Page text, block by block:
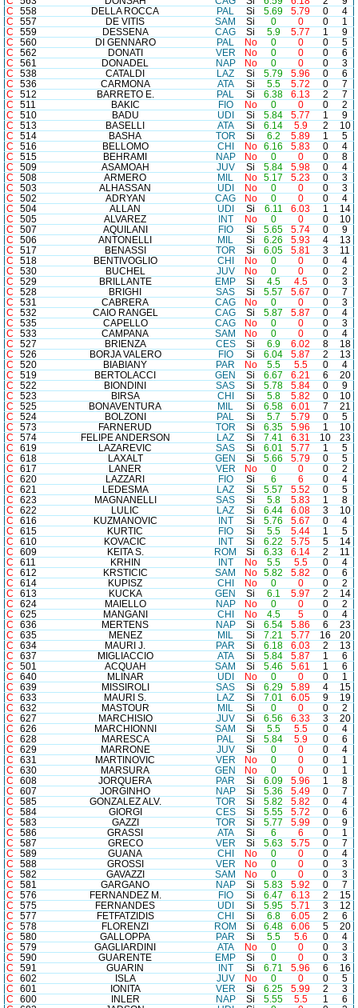
C
558 DELLA ROCCA PAL Si 5.69 5.79 0
4
C
557 DE VITIS SAM Si 0 0 0
1
C
559 DESSENA CAG Si 5.9 5.77 1
9
C
560 DI GENNARO PAL No 0 0 0
5
C
562 DONATI VER No 0 0 0
6
C
561 DONADEL NAP No 0 0 0
3
C
538 CATALDI LAZ Si 5.79 5.96 0
6
C
536 CARMONA ATA Si 5.5 5.72 0
7
C
512 BARRETO E. PAL Si 6.38 6.13 2
7
C
511 BAKIC FIO No 0 0 0
2
C
510 BADU UDI Si 5.84 5.77 1
9
C
513 BASELLI ATA Si 6.14 5.9 2
10
C
514 BASHA TOR Si 6.2 5.89 1
5
C
516 BELLOMO CHI No 6.16 5.83 0
4
C
515 BEHRAMI NAP No 0 0 0
8
C
509 ASAMOAH JUV Si 5.84 5.98 0
4
C
508 ARMERO MIL No 5.17 5.23 0
3
C
503 ALHASSAN UDI No 0 0 0
3
C
502 ADRYAN CAG No 0 0 0
4
C
504 ALLAN UDI Si 6.11 6.03 1
14
C
505 ALVAREZ INT No 0 0 0
10
C
507 AQUILANI FIO Si 5.65 5.74 0
9
C
506 ANTONELLI MIL Si 6.26 5.93 4
13
C
517 BENASSI TOR Si 6.05 5.81 3
11
C
518 BENTIVOGLIO CHI No 0 0 0
4
C
530 BUCHEL JUV No 0 0 0
2
C
529 BRILLANTE EMP Si 4.5 4.5 0
3
C
528 BRIGHI SAS Si 5.57 5.67 0
7
C
531 CABRERA CAG No 0 0 0
3
C
532 CAIO RANGEL CAG Si 5.87 5.87 0
4
C
535 CAPELLO CAG No 0 0 0
3
C
533 CAMPANA SAM No 0 0 0
4
C
527 BRIENZA CES Si 6.9 6.02 8
18
C
526 BORJA VALERO FIO Si 6.04 5.87 2
13
C
520 BIABIANY PAR No 5.5 5.5 0
4
C
519 BERTOLACCI GEN Si 6.67 6.21 6
20
C
522 BIONDINI SAS Si 5.78 5.84 0
9
C
523 BIRSA CHI Si 5.8 5.82 0
10
C
525 BONAVENTURA MIL Si 6.58 6.01 7
21
C
524 BOLZONI PAL Si 5.7 5.79 0
5
C
573 FARNERUD TOR Si 6.35 5.96 1
10
C
574 FELIPE ANDERSON LAZ Si 7.41 6.31 10
23
C
619 LAZAREVIC SAS Si 6.01 5.77 1
5
C
618 LAXALT GEN Si 5.66 5.79 0
5
C
617 LANER VER No 0 0 0
2
C
620 LAZZARI FIO Si 6 6 0
4
C
621 LEDESMA LAZ Si 5.57 5.52 0
5
C
623 MAGNANELLI SAS Si 5.8 5.83 1
8
C
622 LULIC LAZ Si 6.44 6.08 3
10
C
616 KUZMANOVIC INT Si 5.76 5.67 0
4
C
615 KURTIC FIO Si 5.5 5.44 1
5
C
610 KOVACIC INT Si 6.22 5.75 5
14
C
609 KEITA S. ROM Si 6.33 6.14 2
11
C
611 KRHIN INT No 5.5 5.5 0
4
C
612 KRSTICIC SAM No 5.82 5.82 0
6
C
614 KUPISZ CHI No 0 0 0
2
C
613 KUCKA GEN Si 6.1 5.97 2
14
C
624 MAIELLO NAP No 0 0 0
2
C
625 MANGANI CHI No 4.5 5 0
4
C
636 MERTENS NAP Si 6.54 5.86 6
23
C
635 MENEZ MIL Si 7.21 5.77 16
20
C
634 MAURI J. PAR Si 6.18 6.03 2
13
C
637 MIGLIACCIO ATA Si 5.84 5.87 1
6
C
501 ACQUAH SAM Si 5.46 5.61 1
6
C
640 MLINAR UDI No 0 0 0
1
C
639 MISSIROLI SAS Si 6.29 5.89 4
15
C
633 MAURI S. LAZ Si 7.01 6.05 9
19
C
632 MASTOUR MIL Si 0 0 0
2
C
627 MARCHISIO JUV Si 6.56 6.33 3
20
C
626 MARCHIONNI SAM Si 5.5 5.5 0
4
C
628 MARESCA PAL Si 5.84 5.9 0
6
C
629 MARRONE JUV Si 0 0 0
4
C
631 MARTINOVIC VER No 0 0 0
1
C
630 MARSURA GEN No 0 0 0
1
C
608 JORQUERA PAR Si 6.09 5.96 1
8
C
607 JORGINHO NAP Si 5.36 5.49 0
7
C
585 GONZALEZ ALV. TOR Si 5.82 5.82 0
4
C
584 GIORGI CES Si 5.55 5.72 0
6
C
583 GAZZI TOR Si 5.77 5.99 0
9
C
586 GRASSI ATA Si 6 6 0
1
C
587 GRECO VER Si 5.63 5.75 0
7
C
589 GUANA CHI No 0 0 0
4
C
588 GROSSI VER No 0 0 0
3
C
582 GAVAZZI SAM No 0 0 0
3
C
581 GARGANO NAP Si 5.83 5.92 0
7
C
576 FERNANDEZ M. FIO Si 6.47 6.13 2
15
C
575 FERNANDES UDI Si 5.95 5.71 3
12
C
577 FETFATZIDIS CHI Si 6.8 6.05 2
6
C
578 FLORENZI ROM Si 6.48 6.06 5
20
C
580 GALLOPPA PAR Si 5.5 5.6 0
4
C
579 GAGLIARDINI ATA No 0 0 0
3
C
590 GUARENTE EMP Si 0 0 0
3
C
591 GUARIN INT Si 6.71 5.96 6
16
C
602 ISLA JUV No 0 0 0
5
C
601 IONITA VER Si 6.25 5.99 2
3
C
600 INLER NAP Si 5.55 5.5 1
6